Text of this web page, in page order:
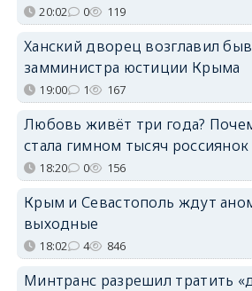
20:02 0 119
Ханский дворец возглавил
замминистра юстиции Крыма
19:00 1 167
Любовь живёт три года?
стала гимном тысяч россиянок
18:20 0 156
Крым и Севастополь ждут
выходные
18:02 4 846
Минтранс разрешил тратить